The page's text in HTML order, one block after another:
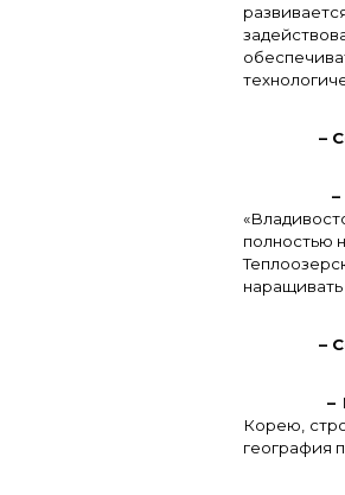
–
–
полностью
–
–
Корею,
география